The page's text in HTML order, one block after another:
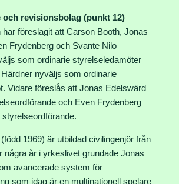
och revisionsbolag (punkt 12)
har föreslagit att Carson Booth, Jonas
Frydenberg och Svante Nilo
som ordinarie styrelseledamöter
nyväljs som ordinarie
Vidare föreslås att Jonas Edelswärd
och Even Frydenberg
1969) är utbildad civilingenjör från
några år i yrkeslivet grundade Jonas
avancerade system för
som idag är en multinationell spelare